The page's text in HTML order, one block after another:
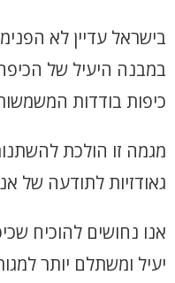
בישראל עדיין לא
במבנה היעיל של
כיפות בודדות
מגמה זו הולכת
גאודזיות לתודעה של
אנו נחושים להוכיח
יעיל ומשתלם יותר